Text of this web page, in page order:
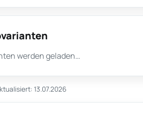
werden geladen…
13.07.2026